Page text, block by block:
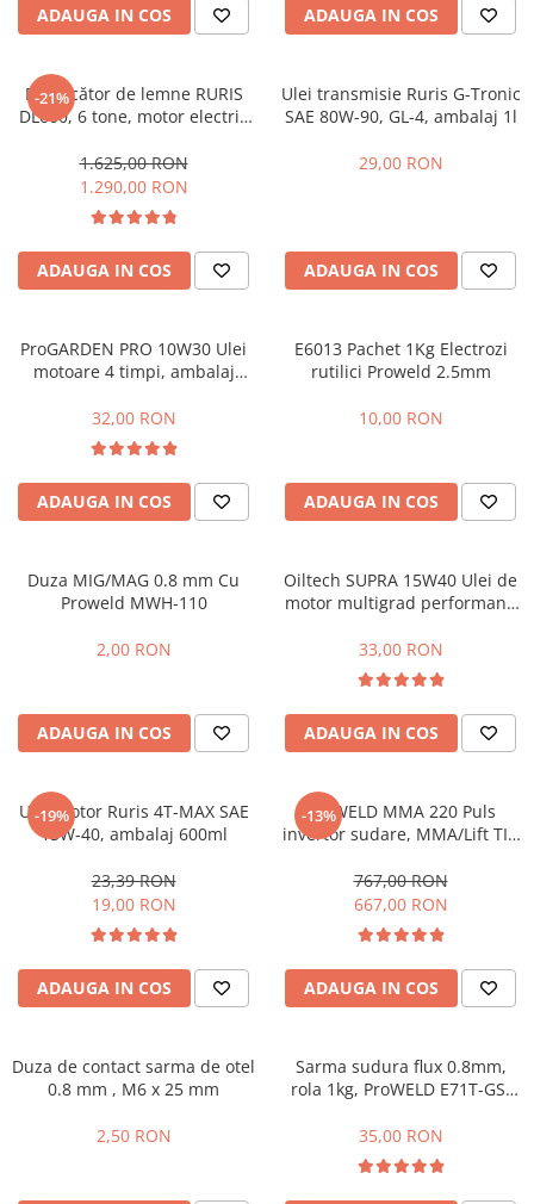
Masini - Aparate umplut carnati
Masini de taiat parchet / placi
Masini de tocat carne
Maturi rotative
Mobila gradina si terasa
Casute de gradina
Gratare gradina
Motoburghie si masini sa sapat
santuri
Motocoase si trimmere
Plasa de umbrire, mascare gard
Pompe de apa
Accesorii pompe
Motopompe
Pompe de circulatie
Pompe de suprafata
Pompe submersibile
Pompe submersibile apa
Rezervoare din polietilena
Suflante frunze
Tocatoare crengi si furaje
Incaltaminte
Manusi si palmare
Protectie mecanica
Protectie sudura
ADAUGA IN COS ADAUGA IN COS
-21%
Despicător de lemne RURIS
DL600, 6 tone, motor electric
1.625,00 RON
1.290,00 RON
ADAUGA IN COS
Ulei transmisie Ruris G-Tronic
SAE 80W-90, GL-4, ambalaj 1l
29,00 RON
ADAUGA IN COS
ProGARDEN PRO 10W30 Ulei
motoare 4 timpi, ambalaj
32,00 RON
ADAUGA IN COS
E6013 Pachet 1Kg Electrozi
rutilici Proweld 2.5mm
10,00 RON
ADAUGA IN COS
Duza MIG/MAG 0.8 mm Cu
Proweld MWH-110
2,00 RON
ADAUGA IN COS
Oiltech SUPRA 15W40 Ulei de
motor multigrad performant,
33,00 RON
ADAUGA IN COS
-19%
Ulei motor Ruris 4T-MAX SAE
15W-40, ambalaj 600ml
23,39 RON
19,00 RON
ADAUGA IN COS
-13%
ProWELD MMA 220 Puls
invertor sudare, MMA/Lift TIG
garantie 3 ani
767,00 RON
667,00 RON
ADAUGA IN COS
Duza de contact sarma de otel
0.8 mm , M6 x 25 mm
2,50 RON
Sarma sudura flux 0.8mm,
rola 1kg, ProWELD E71T-GS,
35,00 RON